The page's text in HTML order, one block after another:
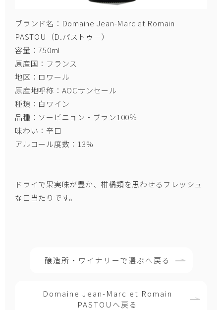
ブランド名：Domaine Jean-Marc et Romain
PASTOU（D.パストゥー）
容量：750ml
原産国：フランス
地区：ロワール
原産地呼称：AOCサンセール
種類：白ワイン
品種：ソービニョン・ブラン100％
味わい：辛口
アルコール度数：13%
ドライで果実味が豊か、柑橘類を思わせるフレッシュ
な口当たりです。
醸造所・ワイナリーで選ぶへ戻る
Domaine Jean-Marc et Romain
PASTOUへ戻る